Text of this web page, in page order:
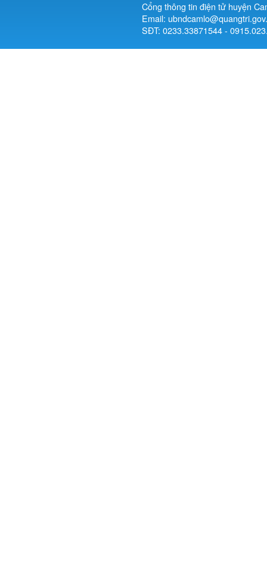
Cổng thông tin điện tử huyện
Email:
SĐT: 0233.33871544 -